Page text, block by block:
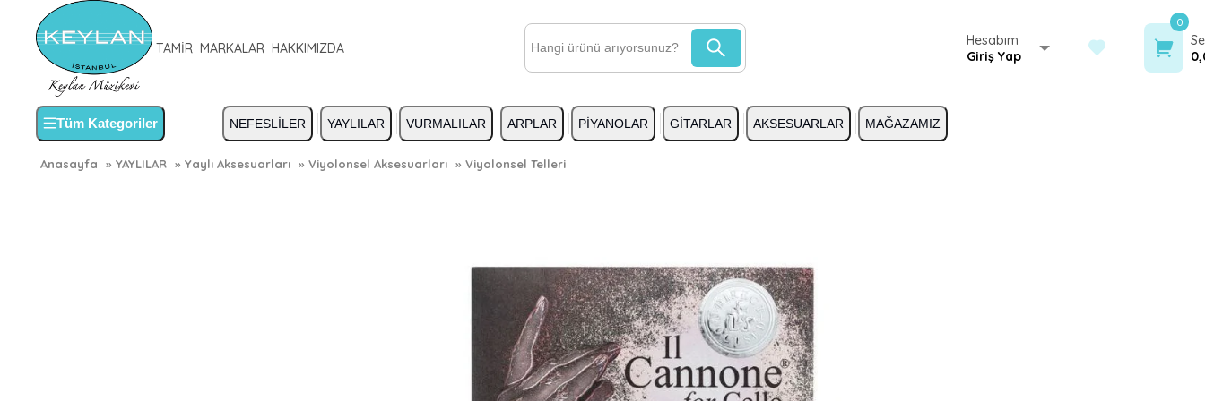
TAMİR MARKALAR HAKKIMIZDA
Hesabım
Giriş Yap
0
Tüm Kategoriler NEFESLİLER YAYLILAR VURMALILAR ARPLAR PİYANOLAR GİTARLAR AKSESUARLAR MAĞAZAMIZ
Anasayfa » YAYLILAR » Yaylı Aksesuarları » Viyolonsel Aksesuarları » Viyolonsel Telleri